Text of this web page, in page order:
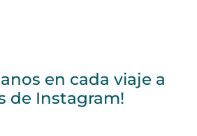
en cada viaje a
de Instagram!